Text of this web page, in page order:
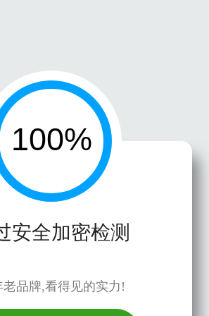
安全加密检测
老品牌,看得见的实力!